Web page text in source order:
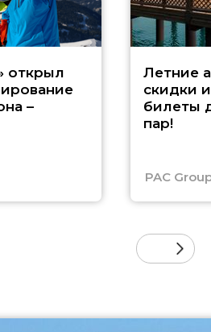
открыл
–
Летние
скидки
билеты
пар!
PAC